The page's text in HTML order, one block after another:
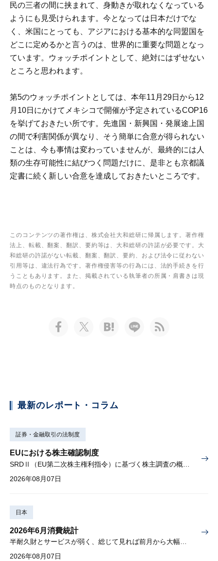
民の三者の間に挟まれて、身動きが取れなくなっている
ようにも見受けられます。今となっては日本だけでな
く、米国にとっても、アジアにおける基本的な同盟国を
どこに定めるかと言うのは、世界的に重要な問題となっ
ています。ウォッチポイントとして、絶対にはずせない
ところと思われます。
第5のウォッチポイントとしては、本年11月29日から12
月10日にかけてメキシコで開催が予定されているCOP16
を挙げておきたい所です。先進国・新興国・発展途上国
の間で利害関係が異なり、そう簡単に合意が得られない
ことは、今も事情は変わっていませんが、最終的には人
類の生存可能性に結びつく問題だけに、是非とも京都議
定書に続く新しい合意を達成しておきたいところです。
このコンテンツの著作権は、株式会社大和総研に帰属します。著作権
法上、転載、翻案、翻訳、要約等は、大和総研の許諾が必要です。大
和総研の許諾がない転載、翻案、翻訳、要約、および法令に従わない
引用等は、違法行為です。著作権侵害等の行為には、法的手続きを行
うこともあります。また、掲載されている執筆者の所属・肩書きは現
時点のものとなります。
最新のレポート・コラム
証券・金融取引の法制度
EUにおける株主確認制度
2026年08月07日
日本
2026年6月消費統計
半耐久財とサービスが弱く、総じて見れば前月から大幅に減少
2026年08月07日